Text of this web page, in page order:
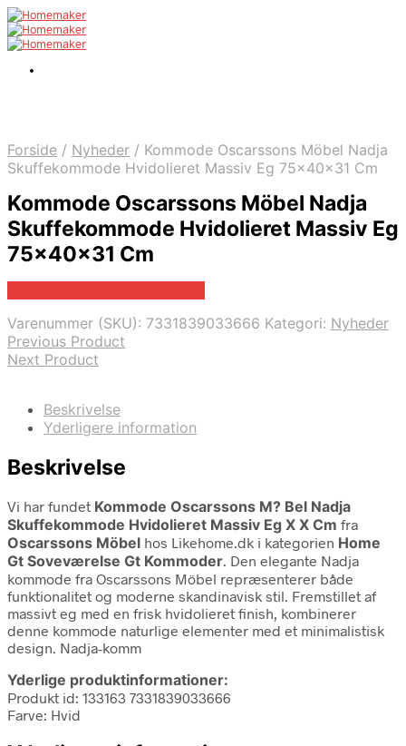
Forside / Nyheder / Kommode Oscarssons Möbel Nadja
Skuffekommode Hvidolieret Massiv Eg 75x40x31 Cm
Kommode Oscarssons Möbel Nadja
Skuffekommode Hvidolieret Massiv Eg
75x40x31 Cm
Varenummer (SKU): 7331839033666 Kategori: Nyheder
Previous Product
Next Product
Beskrivelse
Yderligere information
Beskrivelse
Vi har fundet Kommode Oscarssons M? Bel Nadja
Skuffekommode Hvidolieret Massiv Eg X X Cm fra
Oscarssons Möbel hos Likehome.dk i kategorien Home
Gt Soveværelse Gt Kommoder. Den elegante Nadja
kommode fra Oscarssons Möbel repræsenterer både
funktionalitet og moderne skandinavisk stil. Fremstillet af
massivt eg med en frisk hvidolieret finish, kombinerer
denne kommode naturlige elementer med et minimalistisk
design. Nadja-komm
Yderlige produktinformationer:
Produkt id: 133163 7331839033666
Farve: Hvid